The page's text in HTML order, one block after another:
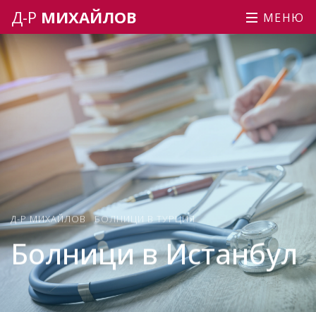
Д-Р МИХАЙЛОВ МЕНЮ
Д-Р МИХАЙЛОВ БОЛНИЦИ В ТУРЦИЯ
Болници в Истанбул